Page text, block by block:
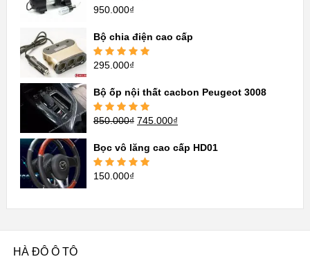
Được xếp
sao
950.000₫
Bộ chia điện cao cấp
Được xếp
sao
295.000₫
Bộ ốp nội thất cacbon Peugeot 3008
Được xếp
850.000₫ 745.000₫
Bọc vô lăng cao cấp HD01
Được xếp
150.000₫
HÀ ĐÔ Ô TÔ